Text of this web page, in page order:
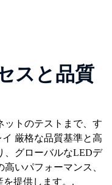
スと品質
ットのテストまで、す
厳格な品質基準と高
、グローバルなLEDデ
いパフォーマンス、
提供します。.